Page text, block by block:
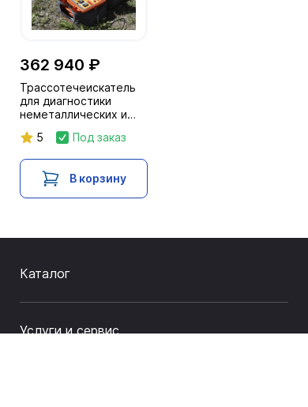
362 940 ₽
Трассотечеискатель
для диагностики
неметаллических и
трубопроводов
5 Под заказ
В корзину
Каталог
Услуги и сервис